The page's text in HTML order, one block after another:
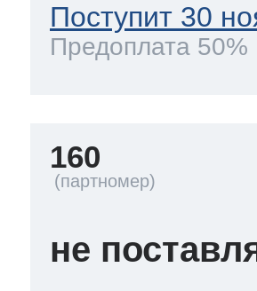
Поступит 30
Предоплата 50%
160
не